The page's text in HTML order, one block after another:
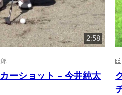
2:58
ーショット – 今井純太